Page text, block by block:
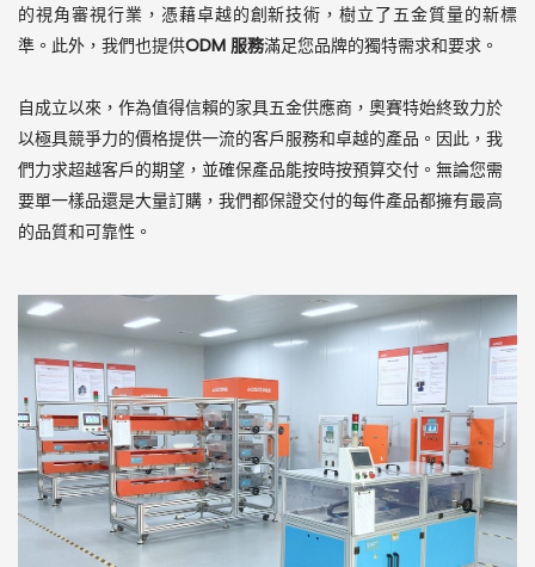
的視角審視行業，憑藉卓越的創新技術，樹立了五金質量的新標
準。此外，我們也提供ODM 服務滿足您品牌的獨特需求和要求。
自成立以來，作為值得信賴的家具五金供應商，奧賽特始終致力於
以極具競爭力的價格提供一流的客戶服務和卓越的產品。因此，我
們力求超越客戶的期望，並確保產品能按時按預算交付。無論您需
要單一樣品還是大量訂購，我們都保證交付的每件產品都擁有最高
的品質和可靠性。